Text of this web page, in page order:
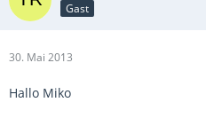
Gast
30. Mai 2013
Hallo Miko